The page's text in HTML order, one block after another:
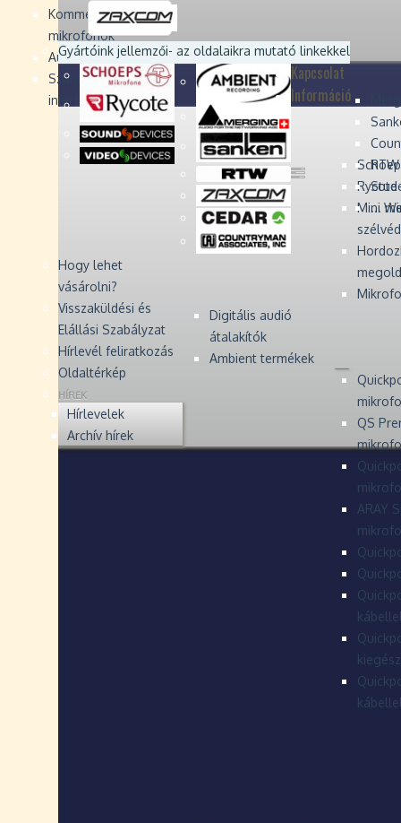
Kommentátor-
mikrofonok
Audio Monitors
Számítógépes audió
interfész
Rycote
Mini
Digitális audió
átalakítók
Ambient termékek
QS
ARAY
kábellel
kábellel
...
Devices
Devices
Zaxcom
Zaxcom
Gyártóink jellemzői- az oldalaikra mutató linkekkel
Kapcsolat
Információ
Hogy lehet
vásárolni?
Visszaküldési és
Elállási Szabályzat
Hírlevél feliratkozás
Oldaltérkép
HÍREK
Hírlevelek
Archív hírek